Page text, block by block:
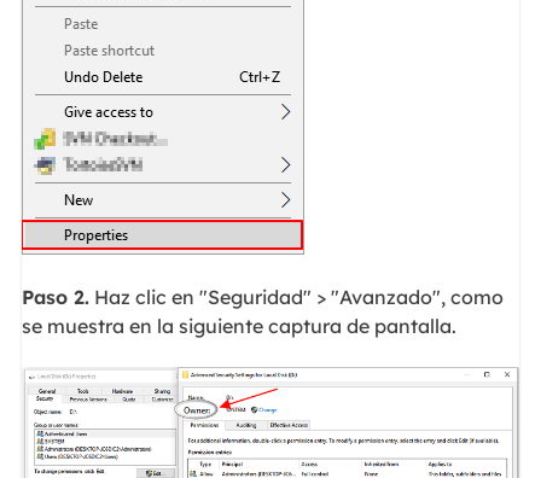
Paso 2.Haz clic en "Seguridad" > "Avanzado", como
se muestra en la siguiente captura de pantalla.